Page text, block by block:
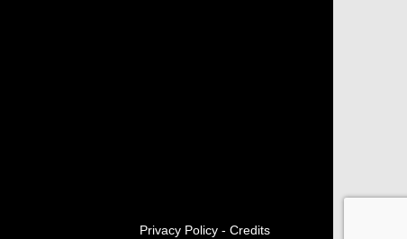
Privacy Policy- Credits